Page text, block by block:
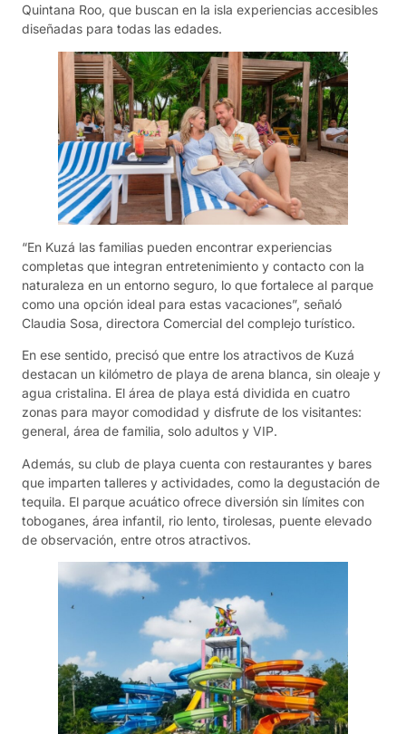
Quintana Roo, que buscan en la isla experiencias accesibles
diseñadas para todas las edades.
“En Kuzá las familias pueden encontrar experiencias
completas que integran entretenimiento y contacto con la
naturaleza en un entorno seguro, lo que fortalece al parque
como una opción ideal para estas vacaciones”, señaló
Claudia Sosa, directora Comercial del complejo turístico.
En ese sentido, precisó que entre los atractivos de Kuzá
destacan un kilómetro de playa de arena blanca, sin oleaje y
agua cristalina. El área de playa está dividida en cuatro
zonas para mayor comodidad y disfrute de los visitantes:
general, área de familia, solo adultos y VIP.
Además, su club de playa cuenta con restaurantes y bares
que imparten talleres y actividades, como la degustación de
tequila. El parque acuático ofrece diversión sin límites con
toboganes, área infantil, rio lento, tirolesas, puente elevado
de observación, entre otros atractivos.